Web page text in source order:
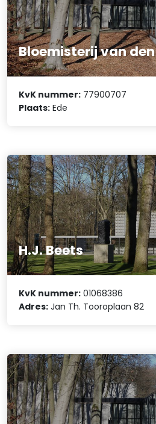
Bloemisterij van
KvK nummer: 77900707
Plaats: Ede
H.J. Beets
KvK nummer: 01068386
Adres: Jan Th. Tooroplaan 82